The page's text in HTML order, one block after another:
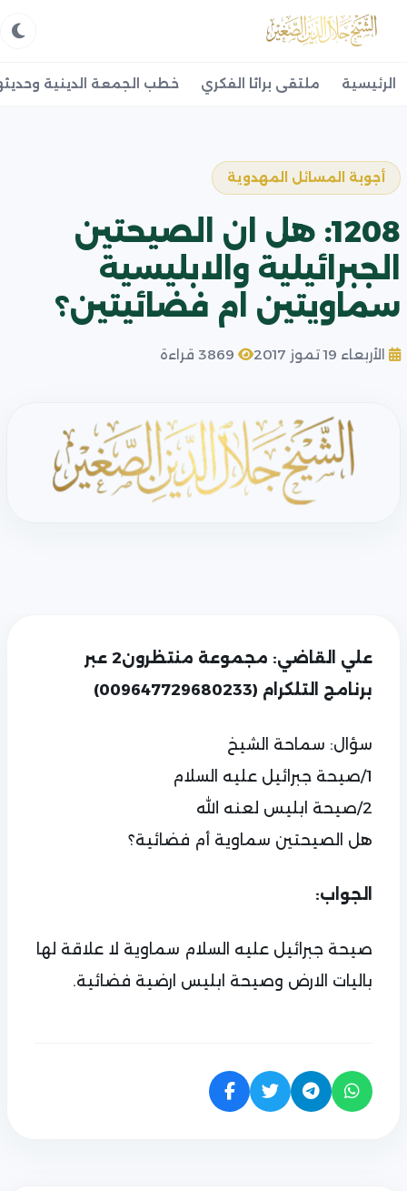
الرئيسية ملتقى براثا الفكري خطب الجمعة الدينية
أجوبة المسائل المهدوية
1208: هل ان الصيحتين
الجبرائيلية والابليسية
سماويتين ام فضائيتين؟
الأربعاء 19 تموز 2017
علي القاضي: مجموعة منتظرون2 عبر
برنامج التلكرام (009647729680233)
سؤال: سماحة الشيخ
1/صيحة جبرائيل عليه السلام
2/صيحة ابليس لعنه الله
هل الصيحتين سماوية أم فضائية؟
الجواب:
صيحة جبرائيل عليه السلام سماوية لا علاقة لها
باليات الارض وصيحة ابليس ارضية فضائية.